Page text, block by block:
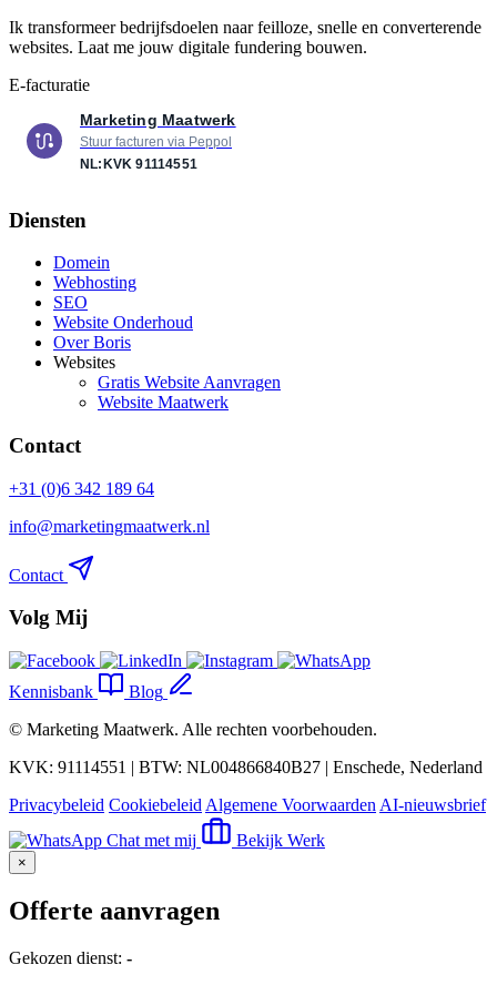
Ik transformeer bedrijfsdoelen naar feilloze, snelle en converterende
websites. Laat me jouw digitale fundering bouwen.
E-facturatie
Marketing Maatwerk
Stuur facturen via Peppol
NL:KVK 91114551
Diensten
Domein
Webhosting
SEO
Website Onderhoud
Over Boris
Websites
Gratis Website Aanvragen
Website Maatwerk
Contact
+31 (0)6 342 189 64
info@marketingmaatwerk.nl
Contact
Volg Mij
Kennisbank
Blog
© Marketing Maatwerk. Alle rechten voorbehouden.
KVK: 91114551 | BTW: NL004866840B27 | Enschede, Nederland
Privacybeleid Cookiebeleid Algemene Voorwaarden AI-nieuwsbrief
Chat met mij
Bekijk Werk
×
Offerte aanvragen
Gekozen dienst: -